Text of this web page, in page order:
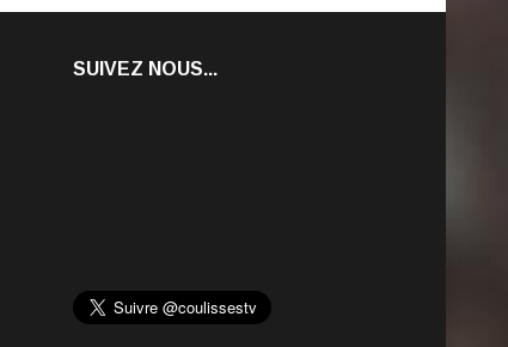
SUIVEZ NOUS...